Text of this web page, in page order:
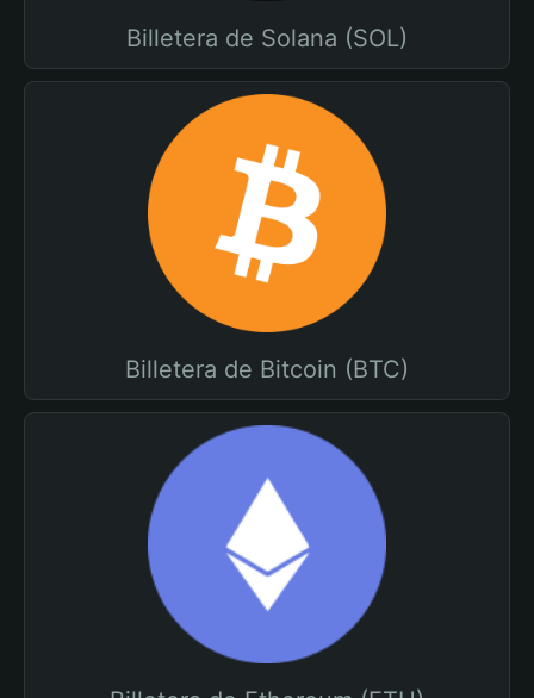
Billetera de Solana (SOL)
Billetera de Bitcoin (BTC)